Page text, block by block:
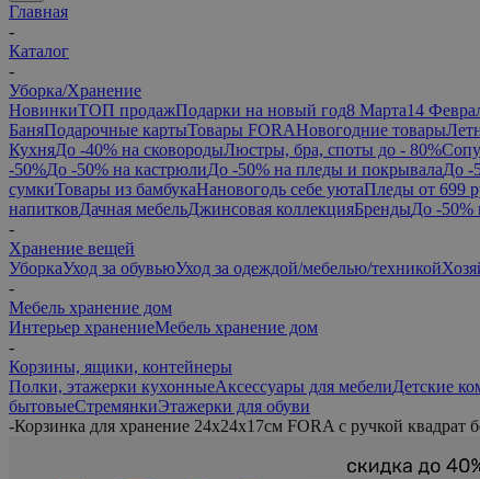
Главная
-
Каталог
-
Уборка/Хранение
НовинкиТОП продажПодарки на новый год8 Марта14
БаняПодарочные картыТовары FORAНовогодние товары
КухняДо -40% на сковородыЛюстры, бра, споты до - 80%
-50%До -50% на кастрюлиДо -50% на пледы и покрывалаДо -
сумкиТовары из бамбукаНановогодь себе уютаПледы от 699
напитковДачная мебельДжинсовая коллекцияБрендыДо -50%
-
Хранение вещей
УборкаУход за обувьюУход за одеждой/мебелью/техникой
-
Мебель хранение дом
Интерьер хранениеМебель хранение дом
-
Корзины, ящики, контейнеры
Полки, этажерки кухонныеАксессуары для мебелиДетские
бытовыеСтремянкиЭтажерки для обуви
-Корзинка для хранение 24х24х17см FORA с ручкой квадрат